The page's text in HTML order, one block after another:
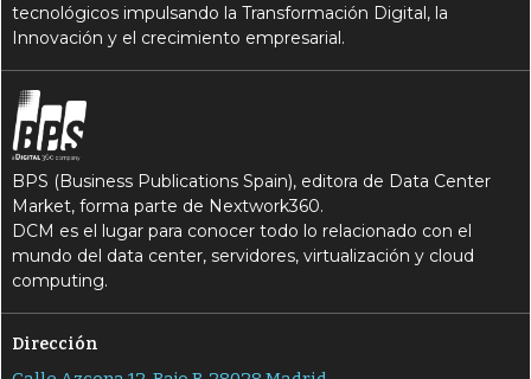
tecnológicos impulsando la Transformación Digital, la
Innovación y el crecimiento empresarial.
BPS (Business Publications Spain), editora de Data Center
Market, forma parte de Nextwork360.
DCM es el lugar para conocer todo lo relacionado con el
mundo del data center, servidores, virtualización y cloud
computing.
Dirección